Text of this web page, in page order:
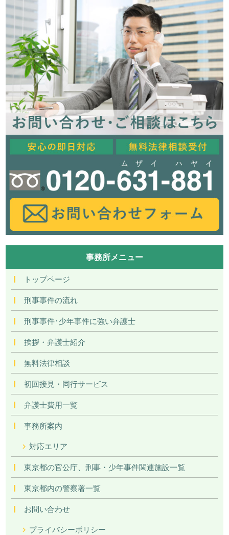
事務所メニュー
トップページ
刑事事件の流れ
刑事事件･少年事件に強い弁護士
挨拶・弁護士紹介
無料法律相談
初回接見・同行サービス
弁護士費用一覧
事務所案内
対応エリア
東京都の官公庁、刑事・少年事件関連施設一覧
東京都内の警察署一覧
お問い合わせ
プライバシーポリシー